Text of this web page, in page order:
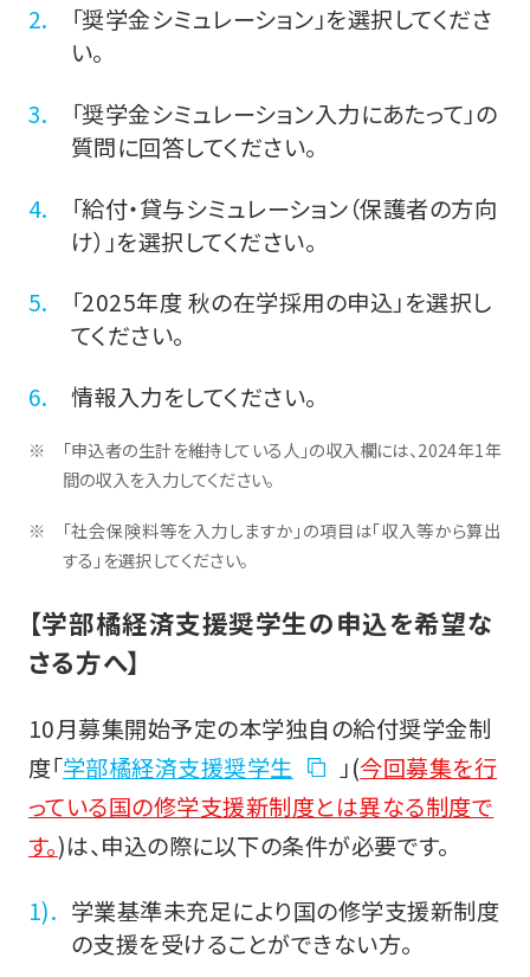
「奨学金シミュレーション」を選択してくださ
い。
「奨学金シミュレーション入力にあたって」の
質問に回答してください。
「給付・貸与シミュレーション（保護者の方向
け）」を選択してください。
「2025年度 秋の在学採用の申込」を選択し
てください。
情報入力をしてください。
「申込者の生計を維持している人」の収入欄には、2024年1年
間の収入を入力してください。
「社会保険料等を入力しますか」の項目は「収入等から算出
する」を選択してください。
【学部橘経済支援奨学生の申込を希望な
さる方へ】
10月募集開始予定の本学独自の給付奨学金制
度「学部橘経済支援奨学生 」(今回募集を行
っている国の修学支援新制度とは異なる制度で
す。)は、申込の際に以下の条件が必要です。
学業基準未充足により国の修学支援新制度
の支援を受けることができない方。